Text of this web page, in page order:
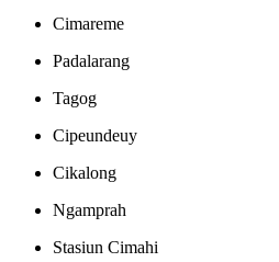
Cimareme
Padalarang
Tagog
Cipeundeuy
Cikalong
Ngamprah
Stasiun Cimahi